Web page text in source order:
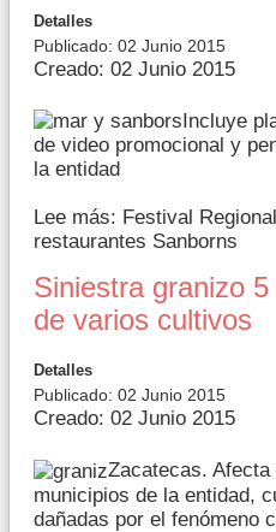
Detalles
Publicado: 02 Junio 2015
Creado: 02 Junio 2015
Incluye
de video promocional y
la entidad
Lee más: Festival
restaurantes Sanborns
Siniestra granizo
de varios cultivos
Detalles
Publicado: 02 Junio 2015
Creado: 02 Junio 2015
Zacatecas.
municipios de la entidad,
dañadas por el fenómeno